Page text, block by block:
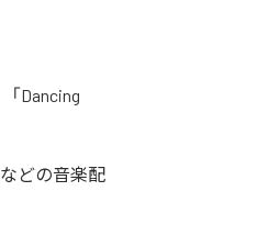
Dancing
などの音楽配